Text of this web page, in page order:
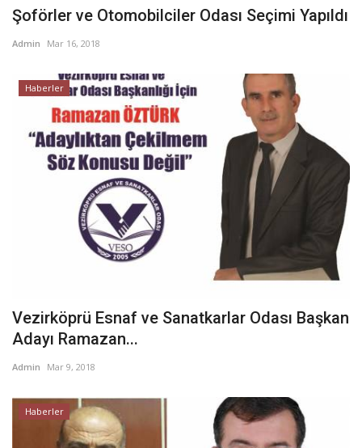
Şoförler ve Otomobilciler Odası Seçimi Yapıldı
Admin Mar 16, 2018
Haberler
Vezirköprü Esnaf ve Sanatkarlar Odası Başkan
Adayı Ramazan...
Admin Mar 9, 2018
Haberler